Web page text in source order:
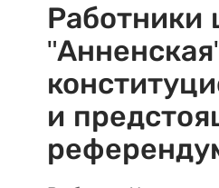
Работники
и